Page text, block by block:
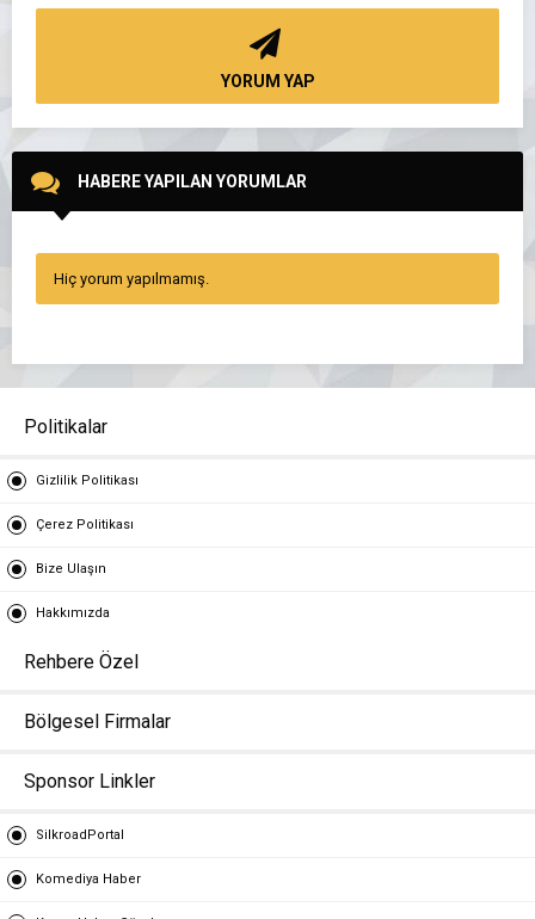
YORUM YAP
HABERE YAPILAN YORUMLAR
Hiç yorum yapılmamış.
Politikalar
Gizlilik Politikası
Çerez Politikası
Bize Ulaşın
Hakkımızda
Rehbere Özel
Bölgesel Firmalar
Sponsor Linkler
SilkroadPortal
Komediya Haber